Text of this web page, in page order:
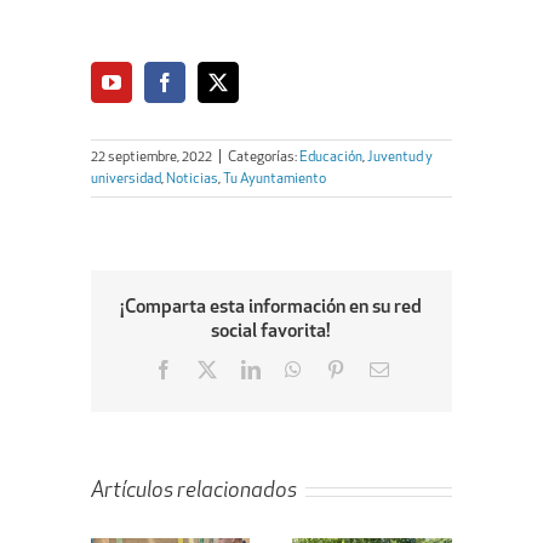
22 septiembre, 2022 Categorías: Educación,Juventud y
universidad, Noticias, Tu Ayuntamiento
¡Comparta esta información en su red
social favorita!
Facebook
LinkedInWhatsApp
PinterestEmail
Artículos relacionados